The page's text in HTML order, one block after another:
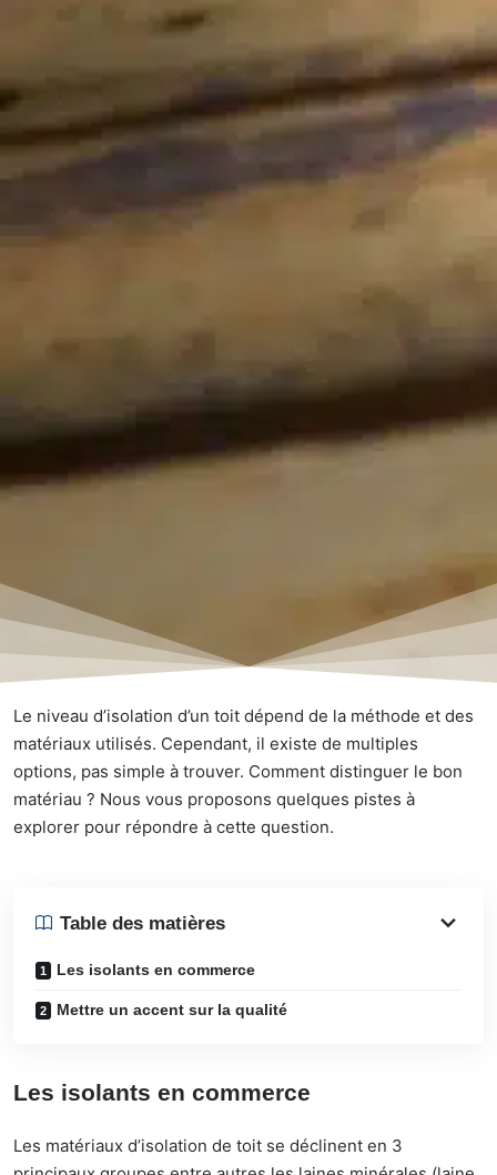
Le niveau d’isolation d’un toit dépend de la méthode et des
matériaux utilisés. Cependant, il existe de multiples
options, pas simple à trouver. Comment distinguer le bon
matériau ? Nous vous proposons quelques pistes à
explorer pour répondre à cette question.
Table des matières
Les isolants en commerce
Mettre un accent sur la qualité
Les isolants en commerce
Les matériaux d’isolation de toit se déclinent en 3